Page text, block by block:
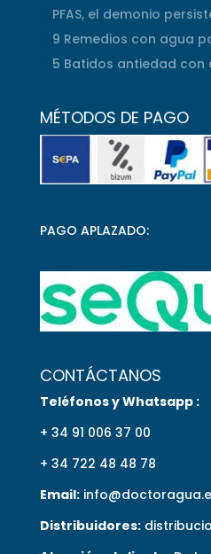
PFAS, el demonio
9 Remedios con agua
5 Batidos antiedad
MÉTODOS DE PAGO
PAGO APLAZADO:
CONTÁCTANOS
Teléfonos y Whatsapp :
+ 34 91 006 37 00
+ 34 722 48 48 78
Email:
Distribuidores: